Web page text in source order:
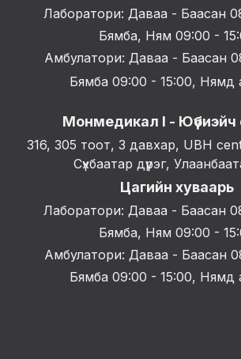
Лаборатори: Даваа - Баасан
Бямба, Ням 09:00 -
Амбулатори: Даваа - Баасан
Бямба 09:00 - 15:00, Нямд
Монмедикал I - Юүбиэйч
316, 305 тоот, 3 давхар, UBH
Сүхбаатар дүүрэг,
Цагийн хуваарь
Лаборатори: Даваа - Баасан
Бямба, Ням 09:00 -
Амбулатори: Даваа - Баасан
Бямба 09:00 - 15:00, Нямд